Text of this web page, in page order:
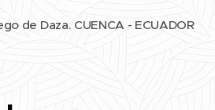
de Daza. CUENCA - ECUADOR